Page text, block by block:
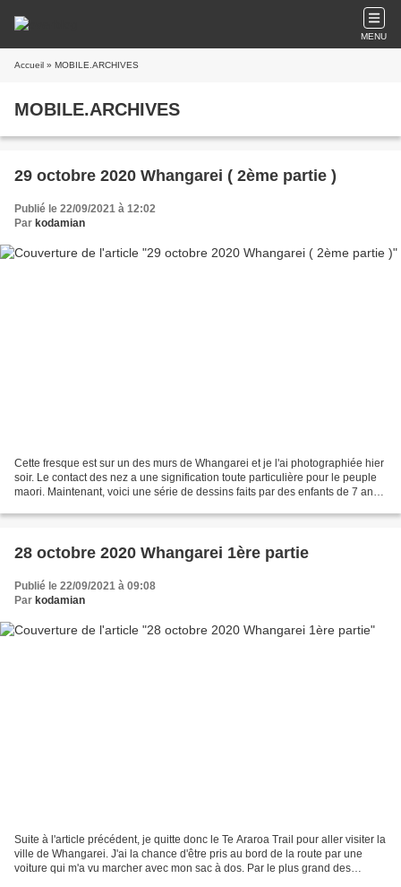
MENU
Accueil » MOBILE.ARCHIVES
MOBILE.ARCHIVES
29 octobre 2020 Whangarei ( 2ème partie )
Publié le 22/09/2021 à 12:02
Par kodamian
Cette fresque est sur un des murs de Whangarei et je l'ai photographiée hier
soir. Le contact des nez a une signification toute particulière pour le peuple
maori. Maintenant, voici une série de dessins faits par des enfants de 7 ans
28 octobre 2020 Whangarei 1ère partie
Publié le 22/09/2021 à 09:08
Par kodamian
Suite à l'article précédent, je quitte donc le Te Araroa Trail pour aller visiter la
ville de Whangarei. J'ai la chance d'être pris au bord de la route par une
voiture qui m'a vu marcher avec mon sac à dos. Par le plus grand des